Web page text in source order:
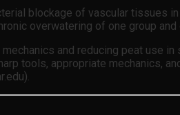
blockage of vascular tissues
overwatering of one group
and reducing peat use in
tools, appropriate mechanics,